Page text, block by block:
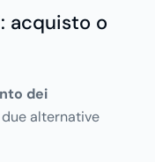
acquisto o
dei
alternative